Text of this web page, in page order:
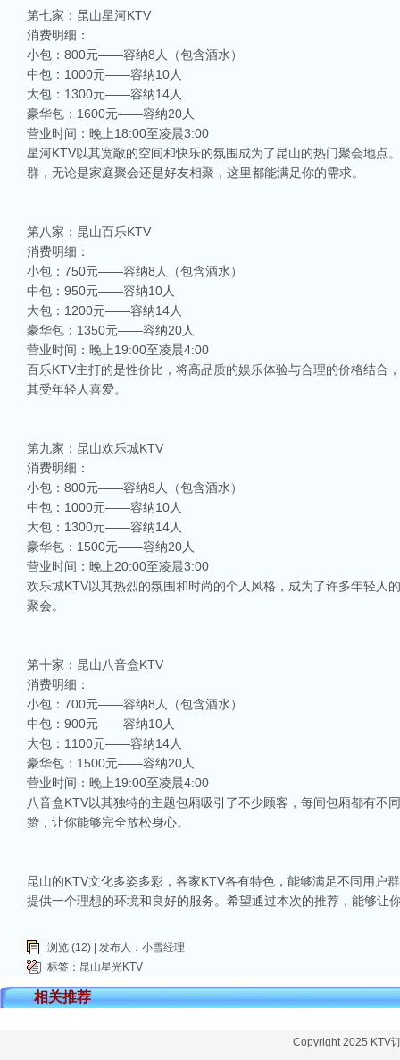
相关推荐
第七家：昆山星河KTV
消费明细：
小包：800元——容纳8人（包含酒水）
中包：1000元——容纳10人
大包：1300元——容纳14人
豪华包：1600元——容纳20人
营业时间：晚上18:00至凌晨3:00
星河KTV以其宽敞的空间和快乐的氛围成为了昆山的热门聚会地点
群，无论是家庭聚会还是好友相聚，这里都能满足你的需求。
第八家：昆山百乐KTV
消费明细：
小包：750元——容纳8人（包含酒水）
中包：950元——容纳10人
大包：1200元——容纳14人
豪华包：1350元——容纳20人
营业时间：晚上19:00至凌晨4:00
百乐KTV主打的是性价比，将高品质的娱乐体验与合理的价格结合
其受年轻人喜爱。
第九家：昆山欢乐城KTV
消费明细：
小包：800元——容纳8人（包含酒水）
中包：1000元——容纳10人
大包：1300元——容纳14人
豪华包：1500元——容纳20人
营业时间：晚上20:00至凌晨3:00
欢乐城KTV以其热烈的氛围和时尚的个人风格，成为了许多年轻人
聚会。
第十家：昆山八音盒KTV
消费明细：
小包：700元——容纳8人（包含酒水）
中包：900元——容纳10人
大包：1100元——容纳14人
豪华包：1500元——容纳20人
营业时间：晚上19:00至凌晨4:00
八音盒KTV以其独特的主题包厢吸引了不少顾客，每间包厢都有
赞，让你能够完全放松身心。
昆山的KTV文化多姿多彩，各家KTV各有特色，能够满足不同用户
提供一个理想的环境和良好的服务。希望通过本次的推荐，能够
浏览 (12) | 发布人：小雪经理
标签： 昆山星光KTV
Copyright 2025 KTV